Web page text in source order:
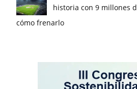
historia con 9 millones
cómo frenarlo